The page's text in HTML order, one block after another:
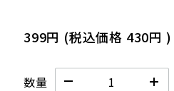
399円 (税込価格 430円 )
数量